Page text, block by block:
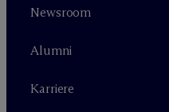
Newsroom
Alumni
Karriere